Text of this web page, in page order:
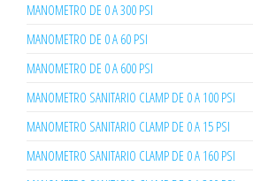
MANOMETRO DE 0 A 300 PSI
MANOMETRO DE 0 A 60 PSI
MANOMETRO DE 0 A 600 PSI
MANOMETRO SANITARIO CLAMP DE 0 A 100 PSI
MANOMETRO SANITARIO CLAMP DE 0 A 15 PSI
MANOMETRO SANITARIO CLAMP DE 0 A 160 PSI